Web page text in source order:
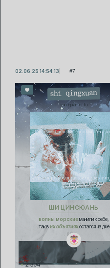
7
02.06.25 14:54:13
shi qingxuan
tian guan ci fu
ШИ ЦИНСЮАНЬ
волны морскиеманили к себе,
так вих объятияхостался на дне
2 304